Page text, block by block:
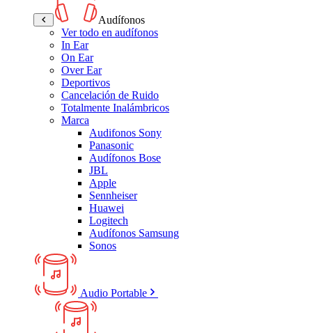
Audífonos
Ver todo en audífonos
In Ear
On Ear
Over Ear
Deportivos
Cancelación de Ruido
Totalmente Inalámbricos
Marca
Audifonos Sony
Panasonic
Audífonos Bose
JBL
Apple
Sennheiser
Huawei
Logitech
Audífonos Samsung
Sonos
Audio Portable